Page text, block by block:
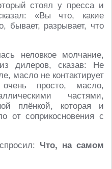
стоял у пресса и
«Вы что, какие
бывает, разрывает, что
неловкое молчание,
дилеров, сказав: Не
масло не контактирует
просто, масло,
частями,
плёнкой, которая и
от соприкосновения с
Что, на самом